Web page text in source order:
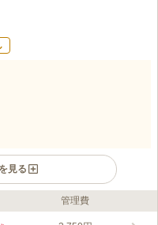
見る
、陽当たりが良い霊園です。
管理費